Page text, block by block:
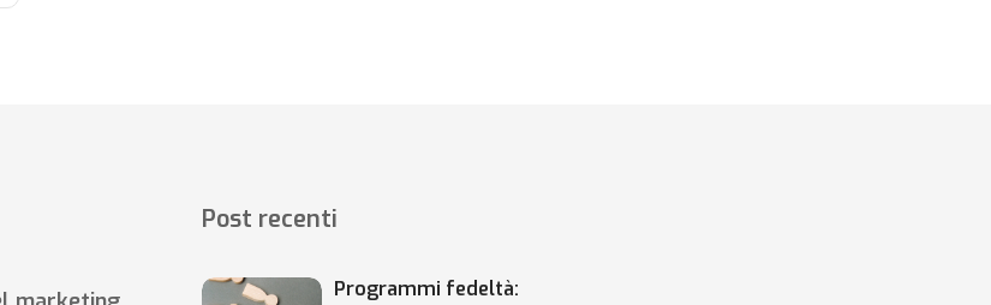
Post recenti
Programmi fedeltà: